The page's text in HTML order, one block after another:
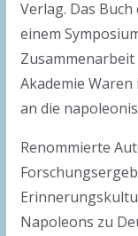
Verlag. Das
einem
Akademie Waren
an die
Renommierte
Napoleons zu